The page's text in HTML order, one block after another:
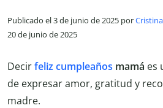
Publicado el 3 de junio de 2025 por
20 de junio de 2025
Decirfeliz cumpleaños mamá es
de expresar amor, gratitud y
madre.